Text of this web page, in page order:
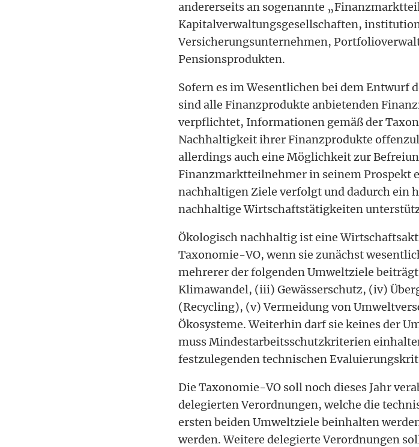
andererseits an sogenannte
Kapitalverwaltungsgesellschaften,
Versicherungsunternehmen,
Pensionsprodukten.
Sofern es im Wesentlichen bei dem Entwurf
sind alle Finanzprodukte anbietenden
verpflichtet, Informationen gemäß der
Nachhaltigkeit ihrer Finanzprodukte
allerdings auch eine Möglichkeit zur
Finanzmarktteilnehmer in seinem Prospekt
nachhaltigen Ziele verfolgt und dadurch ein
nachhaltige Wirtschaftstätigkeiten
Ökologisch nachhaltig ist eine
Taxonomie-VO, wenn sie zunächst
mehrerer der folgenden Umweltziele
Klimawandel, (iii) Gewässerschutz, (iv)
(Recycling), (v) Vermeidung von
Ökosysteme. Weiterhin darf sie keines der
muss Mindestarbeitsschutzkriterien
festzulegenden technischen
Die Taxonomie-VO soll noch dieses Jahr
delegierten Verordnungen, welche die
ersten beiden Umweltziele beinhalten
werden. Weitere delegierte Verordnungen